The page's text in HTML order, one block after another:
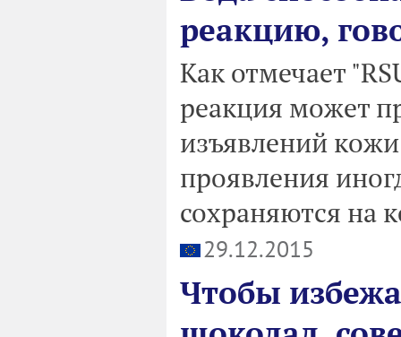
реакцию,
Как отмечает
реакция может
изъявлений
проявления
сохраняются на
29.12.2015
Чтобы